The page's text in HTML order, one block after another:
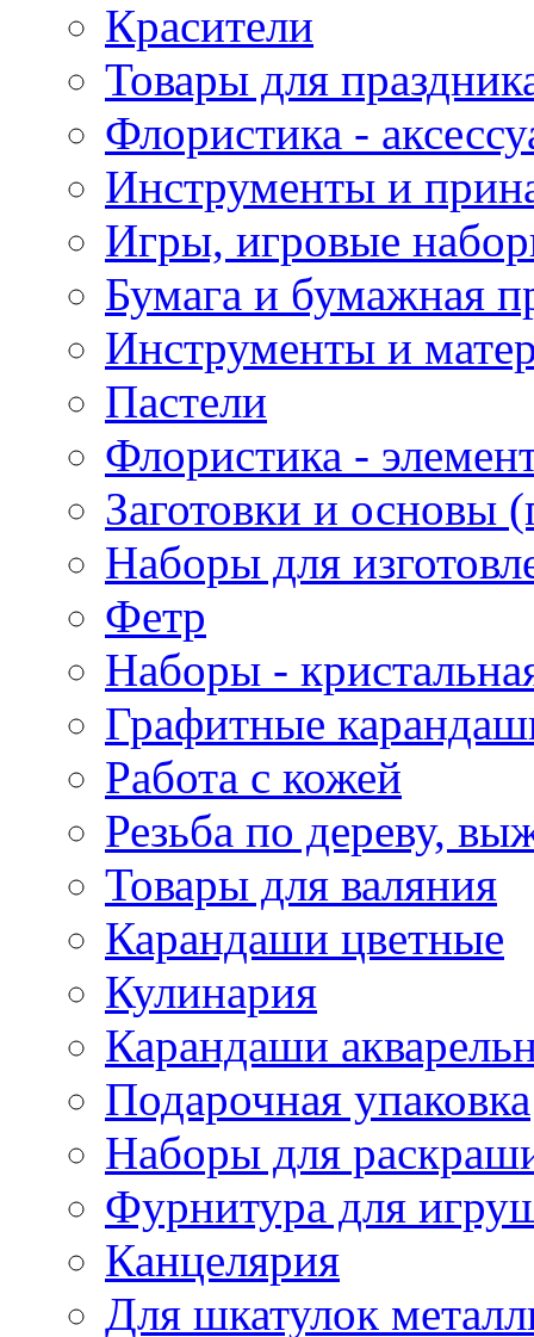
Красители
Товары для
Флористика -
Инструменты и
Игры, игровые
Бумага и бумажная
Инструменты и
Пастели
Флористика -
Заготовки и основы
Наборы для
Фетр
Наборы -
Графитные
Работа с кожей
Резьба по дереву,
Товары для валяния
Карандаши цветные
Кулинария
Карандаши
Подарочная упаковка
Наборы для
Фурнитура для
Канцелярия
Для шкатулок